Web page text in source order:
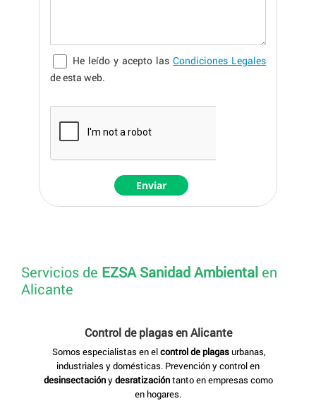
He leído y acepto las Condiciones Legales
de esta web.
Servicios de EZSA Sanidad Ambiental en
Alicante
Control de plagas en Alicante
Somos especialistas en elcontrol de plagasurbanas,
industriales y domésticas. Prevención y control en
desinsectaciónydesratizacióntanto en empresas como
en hogares.